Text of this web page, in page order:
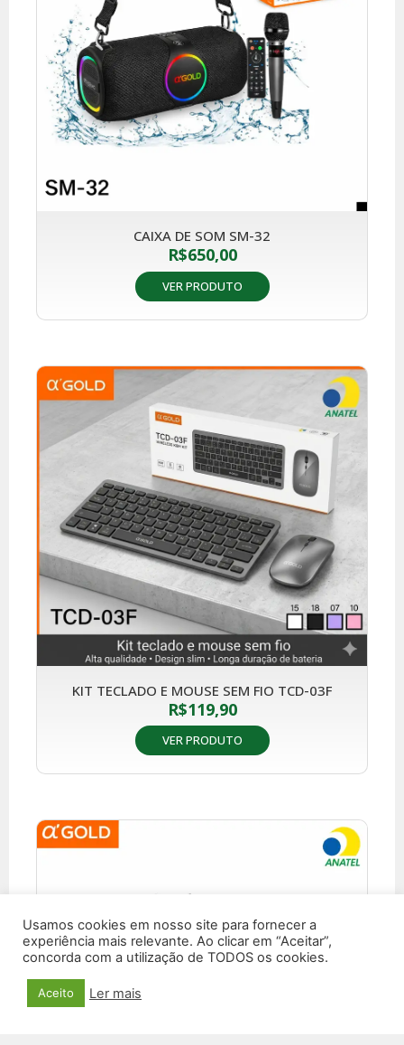
CAIXA DE SOM SM-32
R$650,00
VER PRODUTO
KIT TECLADO E MOUSE SEM FIO TCD-03F
R$119,90
VER PRODUTO
Usamos cookies em nosso site para fornecer a
experiência mais relevante. Ao clicar em “Aceitar”,
concorda com a utilização de TODOS os cookies.
Aceito Ler mais